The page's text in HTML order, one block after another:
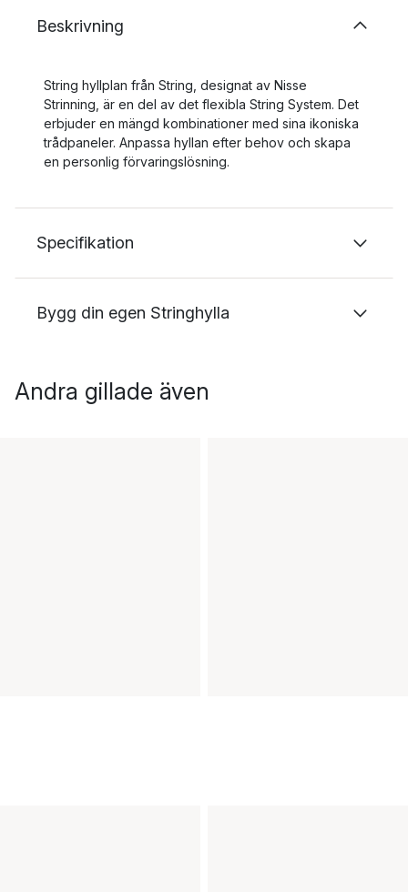
Beskrivning
String hyllplan från String, designat av Nisse
Strinning, är en del av det flexibla String System. Det
erbjuder en mängd kombinationer med sina ikoniska
trådpaneler. Anpassa hyllan efter behov och skapa
en personlig förvaringslösning.
Specifikation
Bygg din egen Stringhylla
Andra gillade även